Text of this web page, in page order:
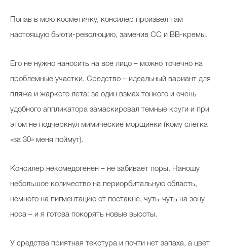
Попав в мою косметичку, консилер произвел там
настоящую бьюти-революцию, заменив СС и ВВ-кремы.
Его не нужно наносить на все лицо – можно точечно на
проблемные участки. Средство – идеальный вариант для
пляжа и жаркого лета: за один взмах тонкого и очень
удобного аппликатора замаскировал темные круги и при
этом не подчеркнул мимические морщинки (кому слегка
«за 30» меня поймут).
Консилер некомедогенен – не забивает поры. Наношу
небольшое количество на периорбитальную область,
немного на пигментацию от постакне, чуть-чуть на зону
носа – и я готова покорять новые высоты.
У средства приятная текстура и почти нет запаха, а цвет